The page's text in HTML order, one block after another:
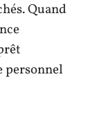
Quand
personnel